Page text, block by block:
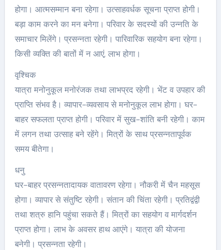
होगा। आत्मसम्मान बना रहेगा। उत्साहवर्धक सूचना प्राप्त होगी।
बड़ा काम करने का मन बनेगा। परिवार के सदस्यों की उन्नति के
समाचार मिलेंगे। प्रसन्नता रहेगी। पारिवारिक सहयोग बना रहेगा।
किसी व्यक्ति की बातों में न आएं, लाभ होगा।
वृश्चिक
यात्रा मनोनुकूल मनोरंजक तथा लाभप्रद रहेगी। भेंट व उपहार की
प्राप्ति संभव है। व्यापार-व्यवसाय से मनोनुकूल लाभ होगा। घर-
बाहर सफलता प्राप्त होगी। परिवार में सुख-शांति बनी रहेगी। काम
में लगन तथा उत्साह बने रहेंगे। मित्रों के साथ प्रसन्नतापूर्वक
समय बीतेगा।
धनु
घर-बाहर प्रसन्नतादायक वातावरण रहेगा। नौकरी में चैन महसूस
होगा। व्यापार से संतुष्टि रहेगी। संतान की चिंता रहेगी। प्रतिद्वंद्वी
तथा शत्रु हानि पहुंचा सकते हैं। मित्रों का सहयोग व मार्गदर्शन
प्राप्त होगा। लाभ के अवसर हाथ आएंगे। यात्रा की योजना
बनेगी। प्रसन्नता रहेगी।